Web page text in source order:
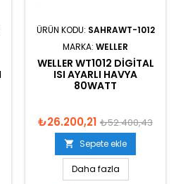
ÜRÜN KODU: SAHRAWT-1012
MARKA: WELLER
WELLER WT1012 DIGITAL
ISI AYARLI HAVYA
80WATT
₺26.200,21 ₺52.400,43
 Sepete ekle
Daha fazla